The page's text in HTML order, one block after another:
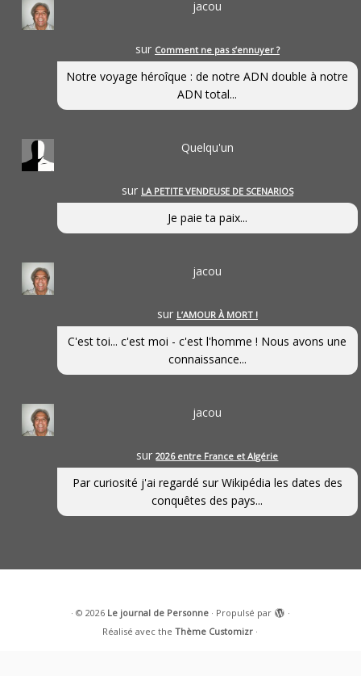
jacou
sur Comment ne pas s’ennuyer ?
Notre voyage héroîque : de notre ADN double à notre
ADN total...
Quelqu'un
sur LA PETITE VENDEUSE DE SCENARIOS
Je paie ta paix...
jacou
sur L’AMOUR À MORT !
C'est toi... c'est moi - c'est l'homme ! Nous avons une
connaissance...
jacou
sur2026 entre France et Algérie
Par curiosité j'ai regardé sur Wikipédia les dates des
conquêtes des pays...
· © 2026 Le journal de Personne· Propulsé par
·
Réalisé avec theThème Customizr ·